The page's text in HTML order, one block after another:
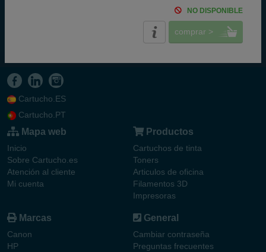
NO DISPONIBLE
comprar >
Cartucho.ES
Cartucho.PT
Mapa web
Inicio
Sobre Cartucho.es
Atención al cliente
Mi cuenta
Productos
Cartuchos de tinta
Toners
Articulos de oficina
Filamentos 3D
Impresoras
Marcas
Canon
HP
General
Cambiar contraseña
Preguntas frecuentes